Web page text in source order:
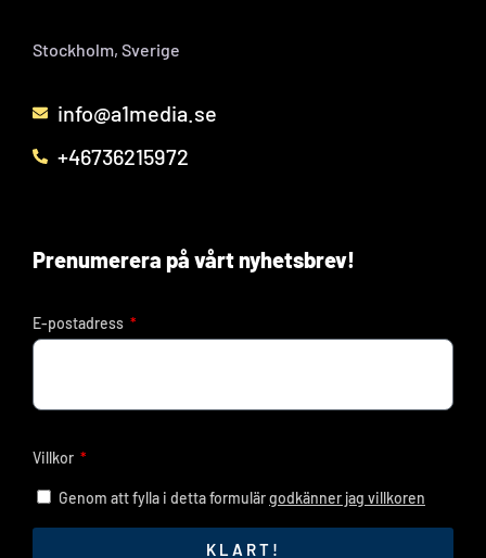
Stockholm, Sverige
info@a1media.se
+46736215972
Prenumerera på vårt nyhetsbrev!
E-postadress
Villkor
Genom att fylla i detta formulärgodkänner jag villkoren
KLART!